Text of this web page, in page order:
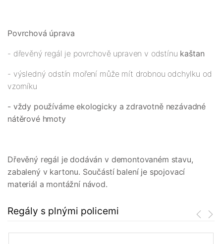
Povrchová úprava
- dřevěný regál je povrchově upraven v odstínu kaštan
- výsledný odstín moření může mít drobnou odchylku od
vzorníku
- vždy používáme ekologicky a zdravotně nezávadné
nátěrové hmoty
Dřevěný regál je dodáván v demontovaném stavu,
zabalený v kartonu. Součástí balení je spojovací
materiál a montážní návod.
Regály s plnými policemi